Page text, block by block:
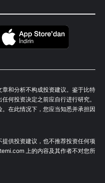
和分析不构成投资建议。鉴于比特
何投资决定之前应自行进行研究。
在此情况下，您应当知悉并承担因
供投资建议，也不推荐投资任何项
上的内容及其作者不对您所